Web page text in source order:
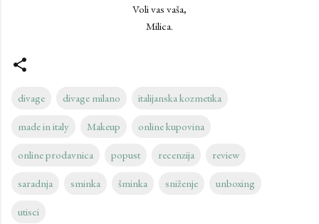
Voli vas vaša,
Milica.
divage divage milano italijanska kozmetika
made in italy Makeup online kupovina
online prodavnica popust recenzija review
saradnja sminka šminka sniženje unboxing
utisci